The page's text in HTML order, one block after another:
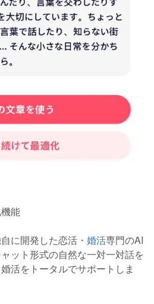
能
に開発した恋活・ 婚活専門のAI
ット形式の自然な一対一対話を
活をトータルでサポートしま